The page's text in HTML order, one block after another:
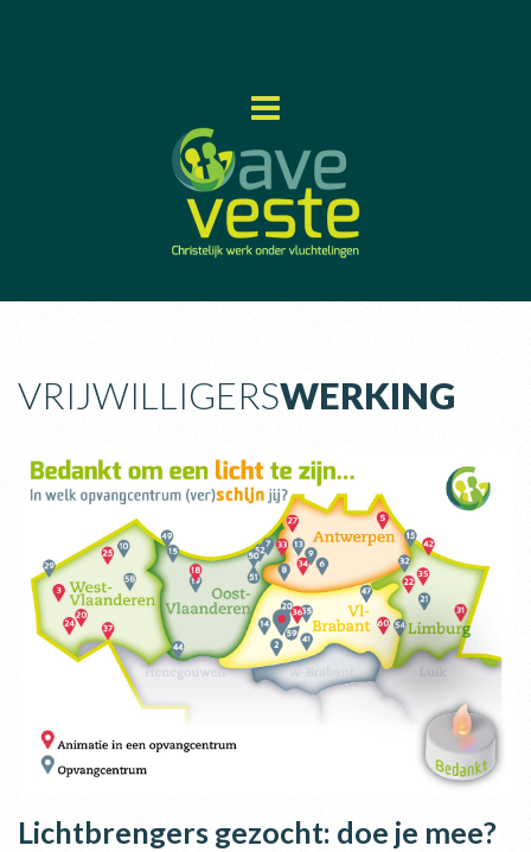
VRIJWILLIGERSWERKING
Lichtbrengers gezocht: doe je mee?